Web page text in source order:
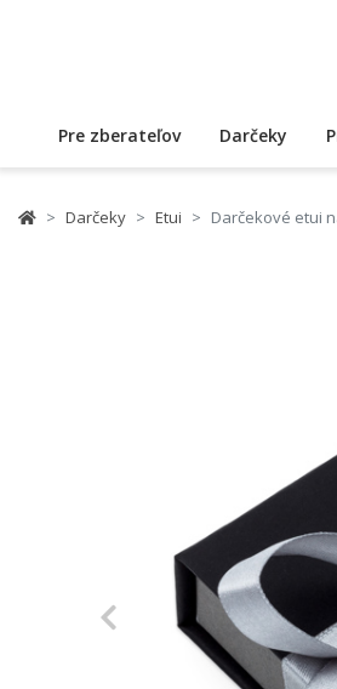
Pre zberateľov Darčeky
Darčeky Etui Darčekové etui
Previous